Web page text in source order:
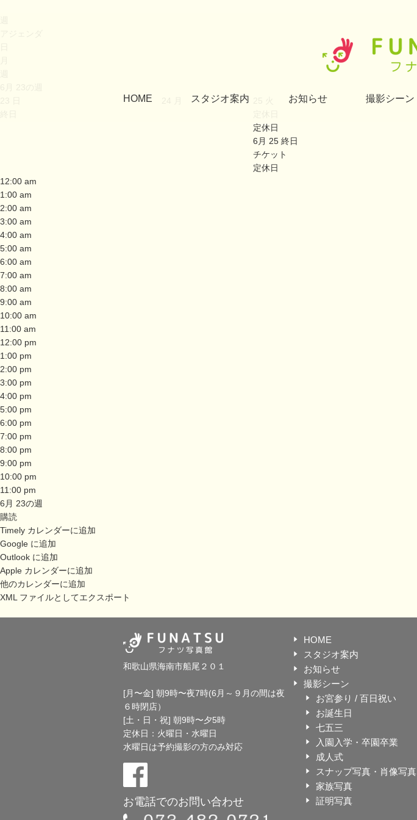
HOME スタジオ案内 お知らせ 撮影シーン
定休日
6月 25 終日
チケット
定休日
12:00 am
1:00 am
2:00 am
3:00 am
4:00 am
5:00 am
6:00 am
7:00 am
8:00 am
9:00 am
10:00 am
11:00 am
12:00 pm
1:00 pm
2:00 pm
3:00 pm
4:00 pm
5:00 pm
6:00 pm
7:00 pm
8:00 pm
9:00 pm
10:00 pm
11:00 pm
6月 23の週
購読
Timely カレンダーに追加
Google に追加
Outlook に追加
Apple カレンダーに追加
他のカレンダーに追加
XML ファイルとしてエクスポート
和歌山県海南市船尾２０１
[月〜金] 朝9時〜夜7時(6月～９月の間は夜
６時閉店）
[土・日・祝] 朝9時〜夕5時
定休日：火曜日・水曜日
水曜日は予約撮影の方のみ対応
お電話でのお問い合わせ
HOME
スタジオ案内
お知らせ
撮影シーン
お宮参り / 百日祝い
お誕生日
七五三
入園入学・卒園卒業
成人式
スナップ写真・肖像写真
家族写真
証明写真